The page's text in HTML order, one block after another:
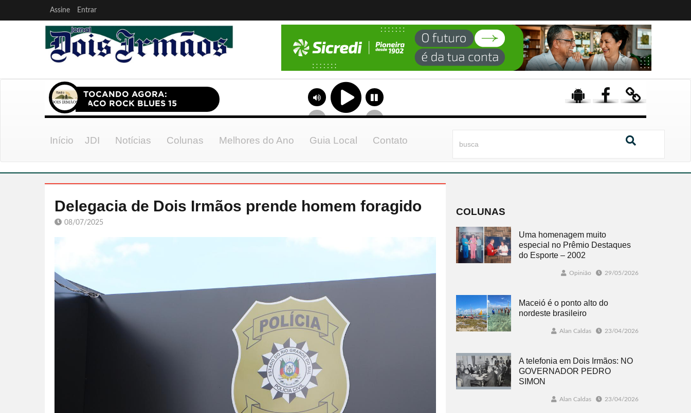
Assine Entrar
Início JDI Notícias Colunas Melhores do Ano Guia Local Contato
Delegacia de Dois Irmãos prende homem foragido
08/07/2025
COLUNAS
Uma homenagem muito
especial no Prêmio Destaques
do Esporte – 2002
Opinião 29/05/2026
Maceió é o ponto alto do
nordeste brasileiro
Alan Caldas 23/04/2026
A telefonia em Dois Irmãos: NO
GOVERNADOR PEDRO
SIMON
Alan Caldas 23/04/2026